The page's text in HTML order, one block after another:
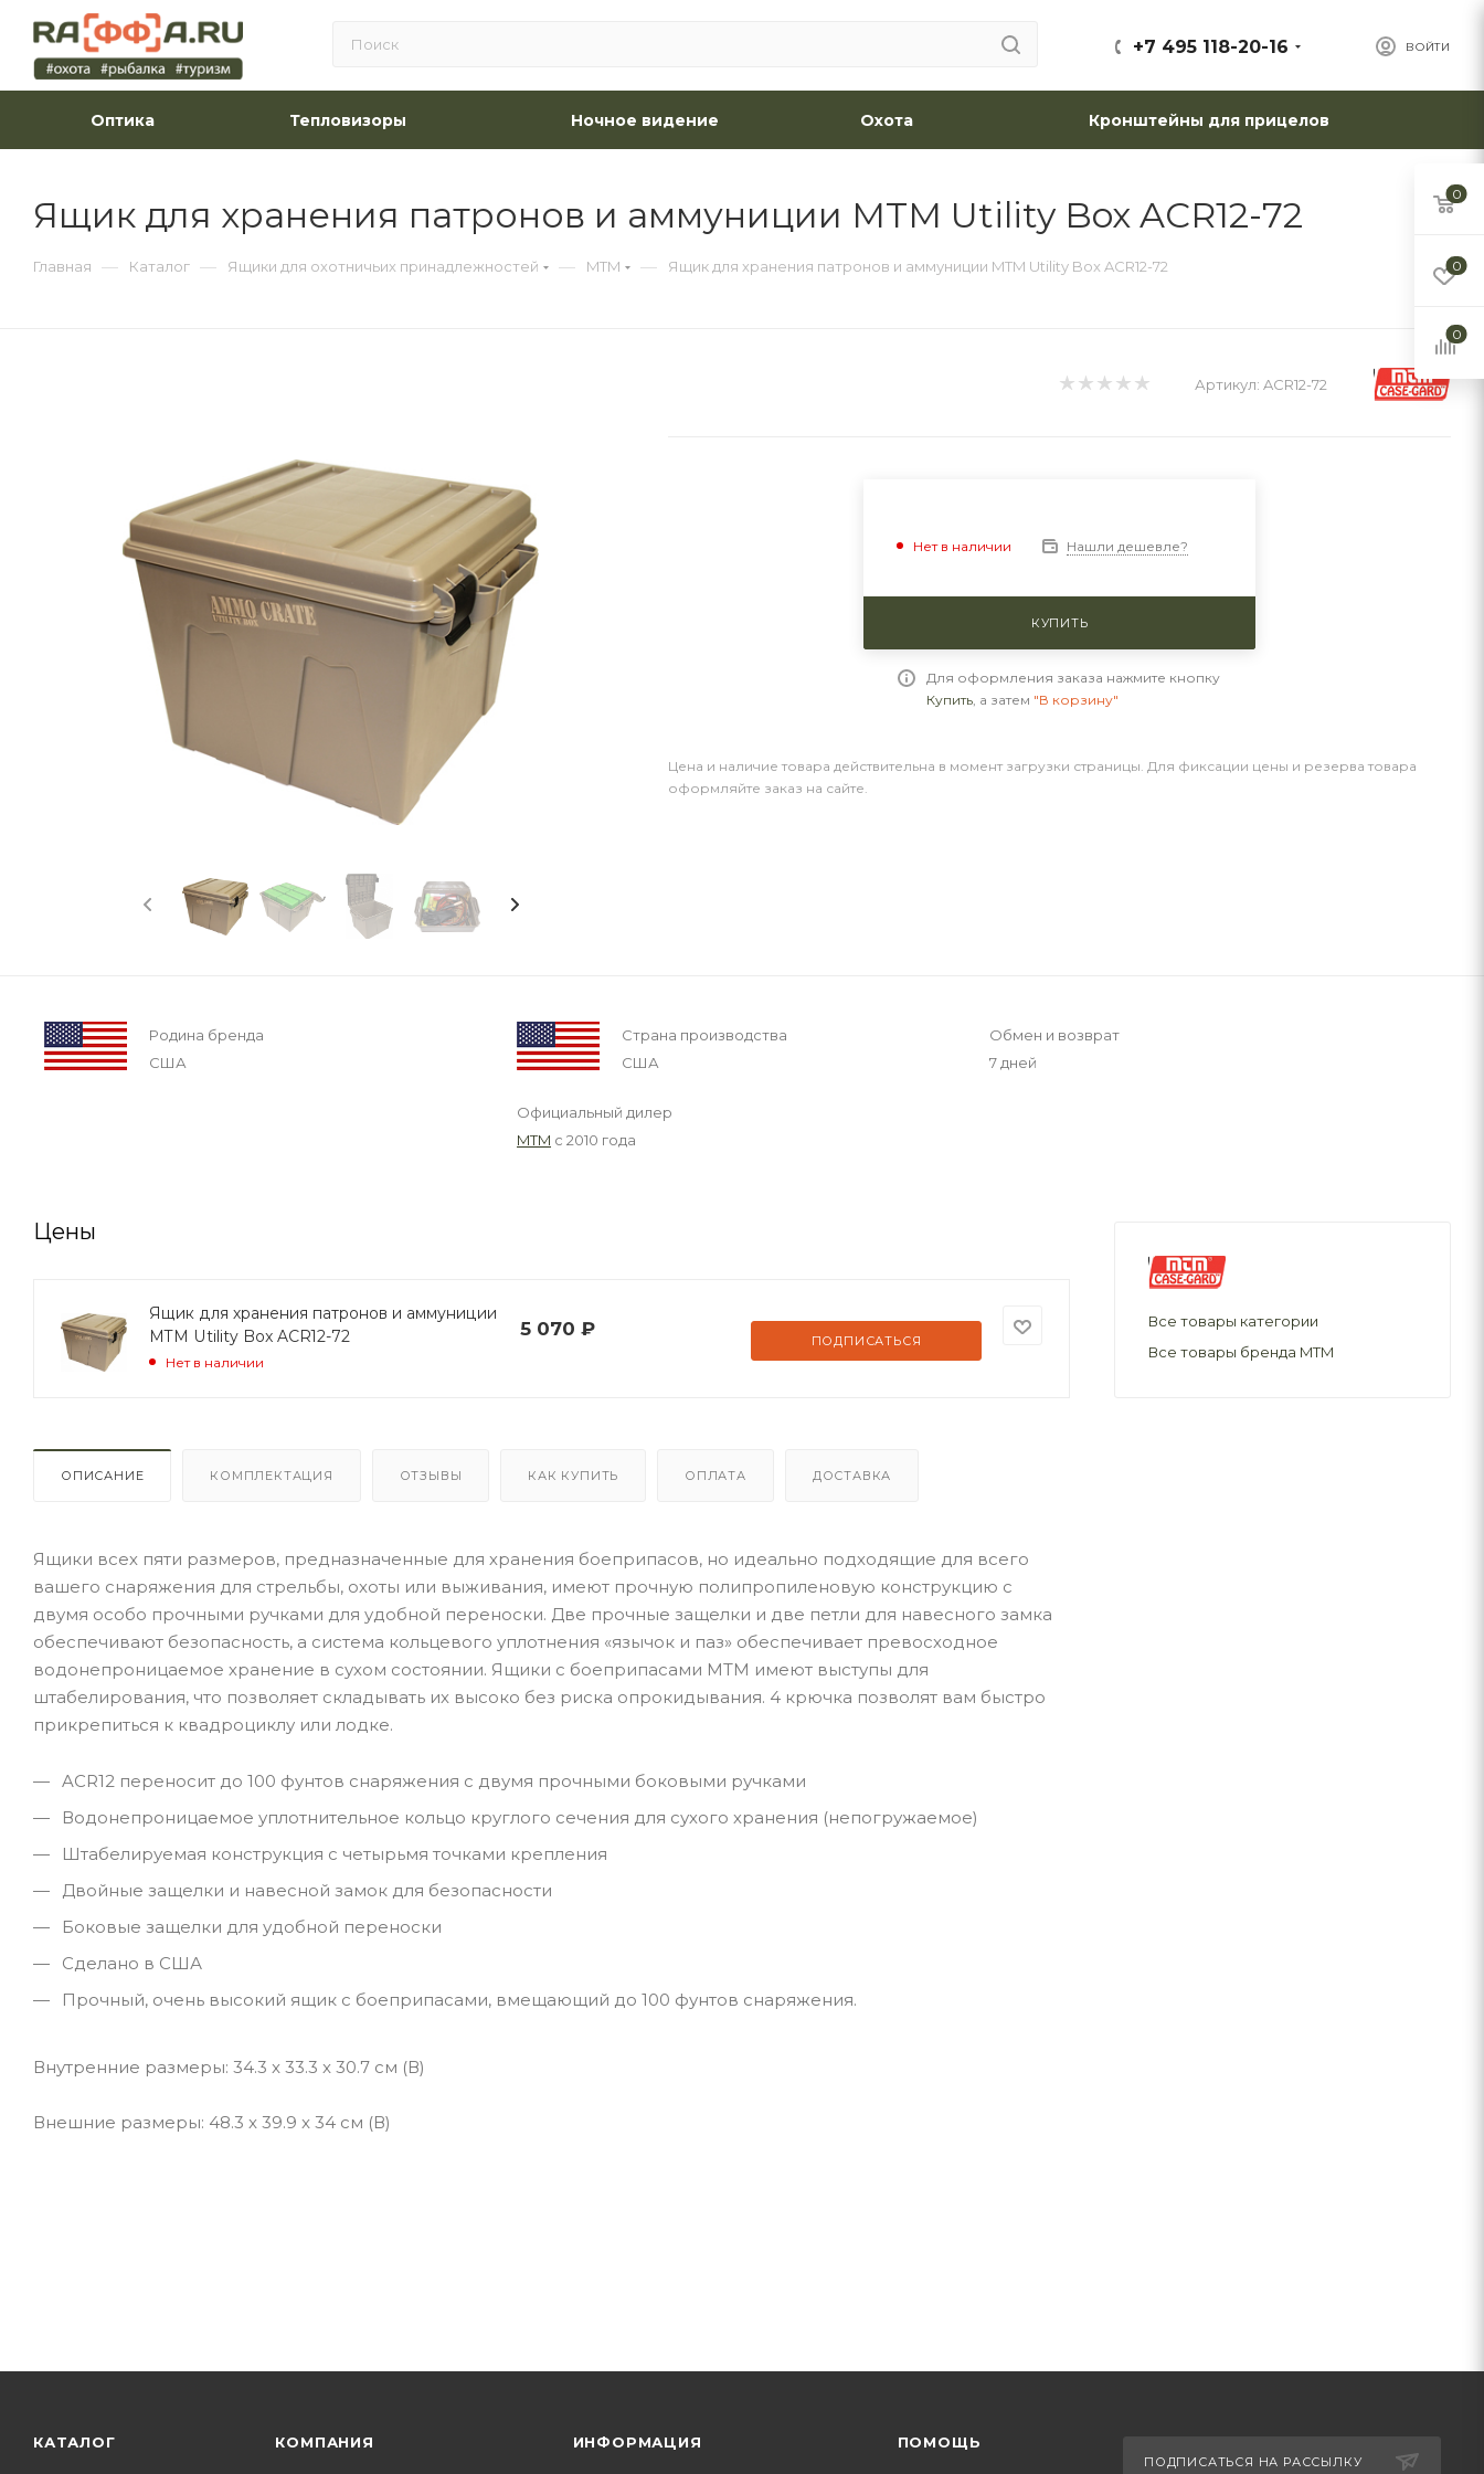
ВОЙТИ
+7 495 118-20-16
Оптика Тепловизоры Ночное видение Охота Кронштейны для прицелов
Ящик для хранения патронов и аммуниции MTM Utility Box ACR12-72
Главная — Каталог — Ящики для охотничьих принадлежностей — MTM — Ящик для хранения патронов и аммуниции MTM Utility Box ACR12-72
Артикул: ACR12-72
Нет в наличии Нашли дешевле?
КУПИТЬ
Для оформления заказа нажмите кнопку
Купить , а затем "В корзину"
Цена и наличие товара действительна в момент загрузки страницы. Для фиксации цены и резерва товара
оформляйте заказ на сайте.
Родина бренда
США
Страна производства
США
Обмен и возврат
7 дней
Официальный дилер
MTM с 2010 года
Цены
Ящик для хранения патронов и аммуниции
MTM Utility Box ACR12-72
Нет в наличии
5 070 ₽
ПОДПИСАТЬСЯ
ОПИСАНИЕ КОМПЛЕКТАЦИЯ ОТЗЫВЫ КАК КУПИТЬ ОПЛАТА ДОСТАВКА
Ящики всех пяти размеров, предназначенные для хранения боеприпасов, но идеально подходящие для всего
вашего снаряжения для стрельбы, охоты или выживания, имеют прочную полипропиленовую конструкцию с
двумя особо прочными ручками для удобной переноски. Две прочные защелки и две петли для навесного замка
обеспечивают безопасность, а система кольцевого уплотнения «язычок и паз» обеспечивает превосходное
водонепроницаемое хранение в сухом состоянии. Ящики с боеприпасами MTM имеют выступы для
штабелирования, что позволяет складывать их высоко без риска опрокидывания. 4 крючка позволят вам быстро
прикрепиться к квадроциклу или лодке.
ACR12 переносит до 100 фунтов снаряжения с двумя прочными боковыми ручками
Водонепроницаемое уплотнительное кольцо круглого сечения для сухого хранения (непогружаемое)
Штабелируемая конструкция с четырьмя точками крепления
Двойные защелки и навесной замок для безопасности
Боковые защелки для удобной переноски
Сделано в США
Прочный, очень высокий ящик с боеприпасами, вмещающий до 100 фунтов снаряжения.
Внутренние размеры: 34.3 x 33.3 x 30.7 см (В)
Внешние размеры: 48.3 x 39.9 x 34 см (В)
Все товары категории
Все товары бренда MTM
КАТАЛОГ КОМПАНИЯ ИНФОРМАЦИЯ ПОМОЩЬ
ПОДПИСАТЬСЯ НА РАССЫЛКУ
0
0
0